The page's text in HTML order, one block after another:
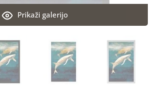
Prikaži galerijo